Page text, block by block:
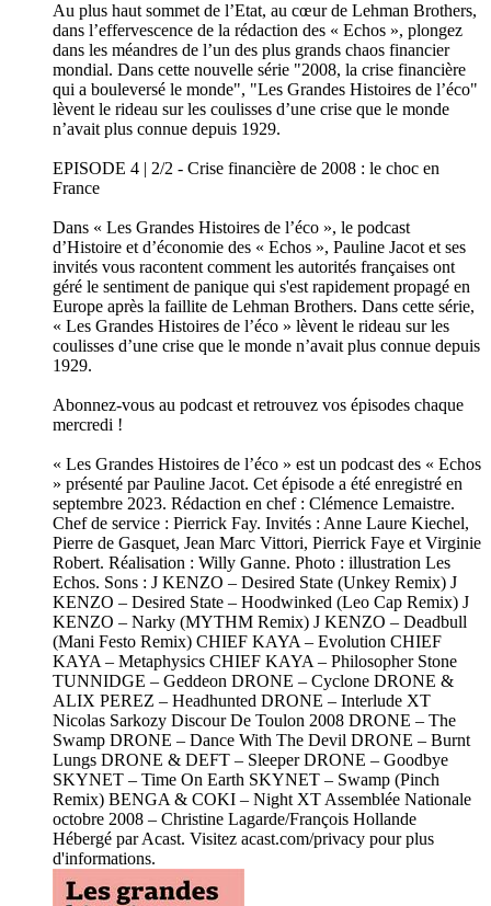
Au plus haut sommet de l’Etat, au cœur de Lehman Brothers,
dans l’effervescence de la rédaction des « Echos », plongez
dans les méandres de l’un des plus grands chaos financier
mondial. Dans cette nouvelle série "2008, la crise financière
qui a bouleversé le monde", "Les Grandes Histoires de l’éco"
lèvent le rideau sur les coulisses d’une crise que le monde
n’avait plus connue depuis 1929.
EPISODE 4 | 2/2 - Crise financière de 2008 : le choc en
France
Dans « Les Grandes Histoires de l’éco », le podcast
d’Histoire et d’économie des « Echos », Pauline Jacot et ses
invités vous racontent comment les autorités françaises ont
géré le sentiment de panique qui s'est rapidement propagé en
Europe après la faillite de Lehman Brothers. Dans cette série,
« Les Grandes Histoires de l’éco » lèvent le rideau sur les
coulisses d’une crise que le monde n’avait plus connue depuis
1929.
Abonnez-vous au podcast et retrouvez vos épisodes chaque
mercredi !
« Les Grandes Histoires de l’éco » est un podcast des « Echos
» présenté par Pauline Jacot. Cet épisode a été enregistré en
septembre 2023. Rédaction en chef : Clémence Lemaistre.
Chef de service : Pierrick Fay. Invités : Anne Laure Kiechel,
Pierre de Gasquet, Jean Marc Vittori, Pierrick Faye et Virginie
Robert. Réalisation : Willy Ganne. Photo : illustration Les
Echos. Sons : J KENZO – Desired State (Unkey Remix) J
KENZO – Desired State – Hoodwinked (Leo Cap Remix) J
KENZO – Narky (MYTHM Remix) J KENZO – Deadbull
(Mani Festo Remix) CHIEF KAYA – Evolution CHIEF
KAYA – Metaphysics CHIEF KAYA – Philosopher Stone
TUNNIDGE – Geddeon DRONE – Cyclone DRONE &
ALIX PEREZ – Headhunted DRONE – Interlude XT
Nicolas Sarkozy Discour De Toulon 2008 DRONE – The
Swamp DRONE – Dance With The Devil DRONE – Burnt
Lungs DRONE & DEFT – Sleeper DRONE – Goodbye
SKYNET – Time On Earth SKYNET – Swamp (Pinch
Remix) BENGA & COKI – Night XT Assemblée Nationale
octobre 2008 – Christine Lagarde/François Hollande
Hébergé par Acast. Visitez acast.com/privacy pour plus
d'informations.